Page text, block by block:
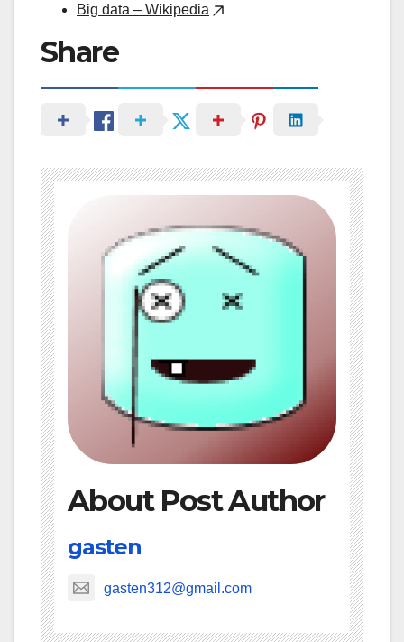
Big data – Wikipedia
Share
About Post Author
gasten
gasten312@gmail.com